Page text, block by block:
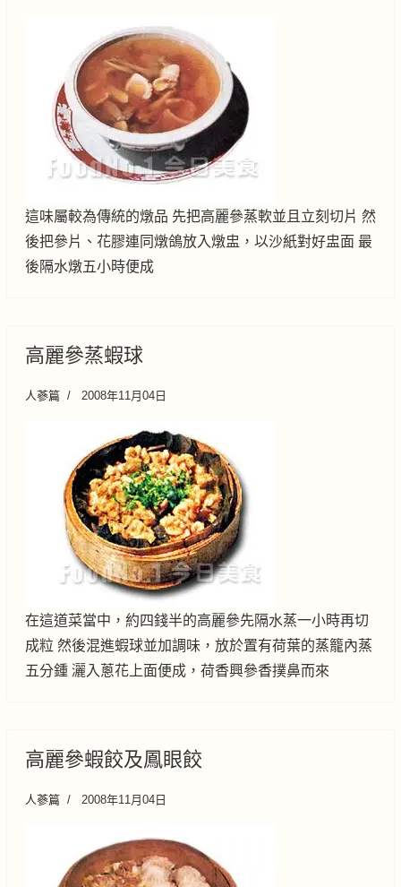
這味屬較為傳統的燉品 先把高麗參蒸軟並且立刻切片 然
後把參片、花膠連同燉鴿放入燉盅，以沙紙對好盅面 最
後隔水燉五小時便成
高麗參蒸蝦球
人蔘篇 2008年11月04日
在這道菜當中，約四錢半的高麗參先隔水蒸一小時再切
成粒 然後混進蝦球並加調味，放於置有荷葉的蒸籠內蒸
五分鍾 灑入蔥花上面便成，荷香興參香撲鼻而來
高麗參蝦餃及鳳眼餃
人蔘篇 2008年11月04日